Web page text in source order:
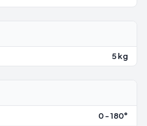
5 kg
0 - 180°